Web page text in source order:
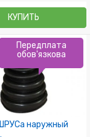
КУПИТЬ
наружный
Передплата
обов'язкова